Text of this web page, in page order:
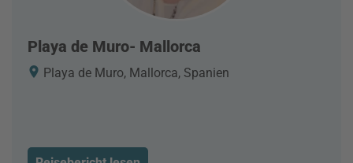
Playa de Muro- Mallorca
Playa de Muro, Mallorca, Spanien